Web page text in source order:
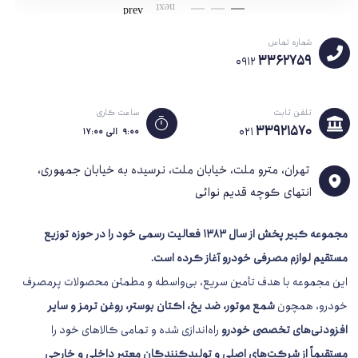
مدل دقیق:FR8DC
طول رزوه:19 میلی‌متر
نوع آچار مورد نیاز:آچار شمع 16 میلی‌متر
جنس الکترود مرکزی:نیکل-ایتریوم (NiY) با هسته مسی
گپ الکترود:1.1 میلی‌متر
مقاومت داخلی:6 کیلو اهم (دارای مقاومت ضد پارازیت)
درجه حرارتی:8
کشور سازنده:روسیه (تحت لیسانس Bosch آلمان)
مزایا و عملکرد شمع بوش تک پلاتین 6+ روس
شماره تماس
09123362759
تلفن ثابت
02133921570
ساعت کاری
۹:۰۰ الی ۱۷:۰۰
تهران، مترو ملت، خیابان ملت، نرسیده به خیابان جمهوری،
انتهای کوچه قدیم نوائی
مجموعه کبیر پخش از سال 1383
فعالیت رسمی خود را در حوزه توزیع
مستقیم لوازم مصرفی خودرو آغاز کرده است.
این مجموعه با هدف تأمین سریع، بی‌واسطه و مطمئن محصولات پرمصرف
خودرو، همچونشمع موتور، ضد یخ، اکتان بوستر، روغن ترمز و سایر
افزودنی‌های تخصصی خودرو راه‌اندازی شده و تمامی کالاهای خود را
مستقیماً از شرکت‌های اصلی و تولیدکنندگان معتبر داخلی و خارجی